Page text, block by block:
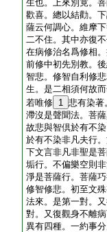
生也。上來別竟。
歡喜。總以結勸。
薩云何調心。維摩
二不住。其中亦復
在病修治名爲修相
前修中初先別教。
智悲。修智自利修
生。是二相須何故
若唯修 1 悲有染著
滯沒是聲聞法。菩
故悲與智倶於有不
於有不染非凡夫行
下文言非凡非聖是
垢行。不偏樂空則
淨是菩薩行。菩薩
修智修悲。初至文
法來。是第一對。
對。又復觀身不離
異有四種。一約事